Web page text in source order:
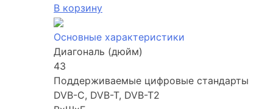
В корзину
Основные характеристики
Диагональ (дюйм)
43
Поддерживаемые цифровые стандарты
DVB-C, DVB-T, DVB-T2